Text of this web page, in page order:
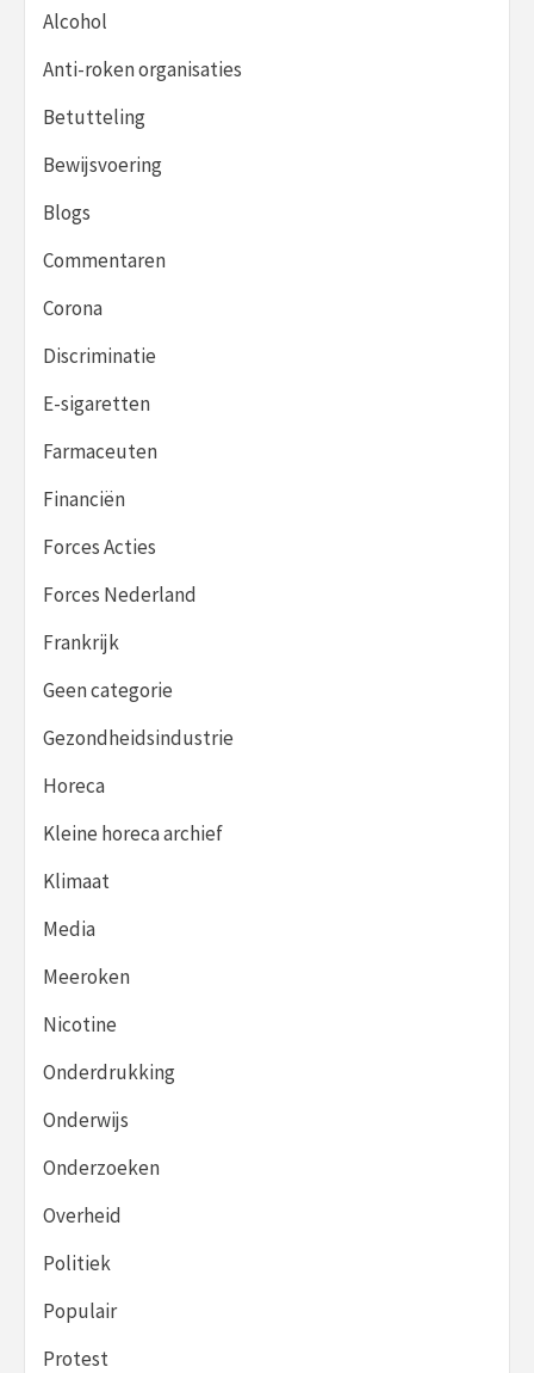
Alcohol
Anti-roken organisaties
Betutteling
Bewijsvoering
Blogs
Commentaren
Corona
Discriminatie
E-sigaretten
Farmaceuten
Financiën
Forces Acties
Forces Nederland
Frankrijk
Geen categorie
Gezondheidsindustrie
Horeca
Kleine horeca archief
Klimaat
Media
Meeroken
Nicotine
Onderdrukking
Onderwijs
Onderzoeken
Overheid
Politiek
Populair
Protest